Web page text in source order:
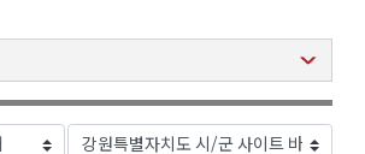
2026년 08월 07일(금)